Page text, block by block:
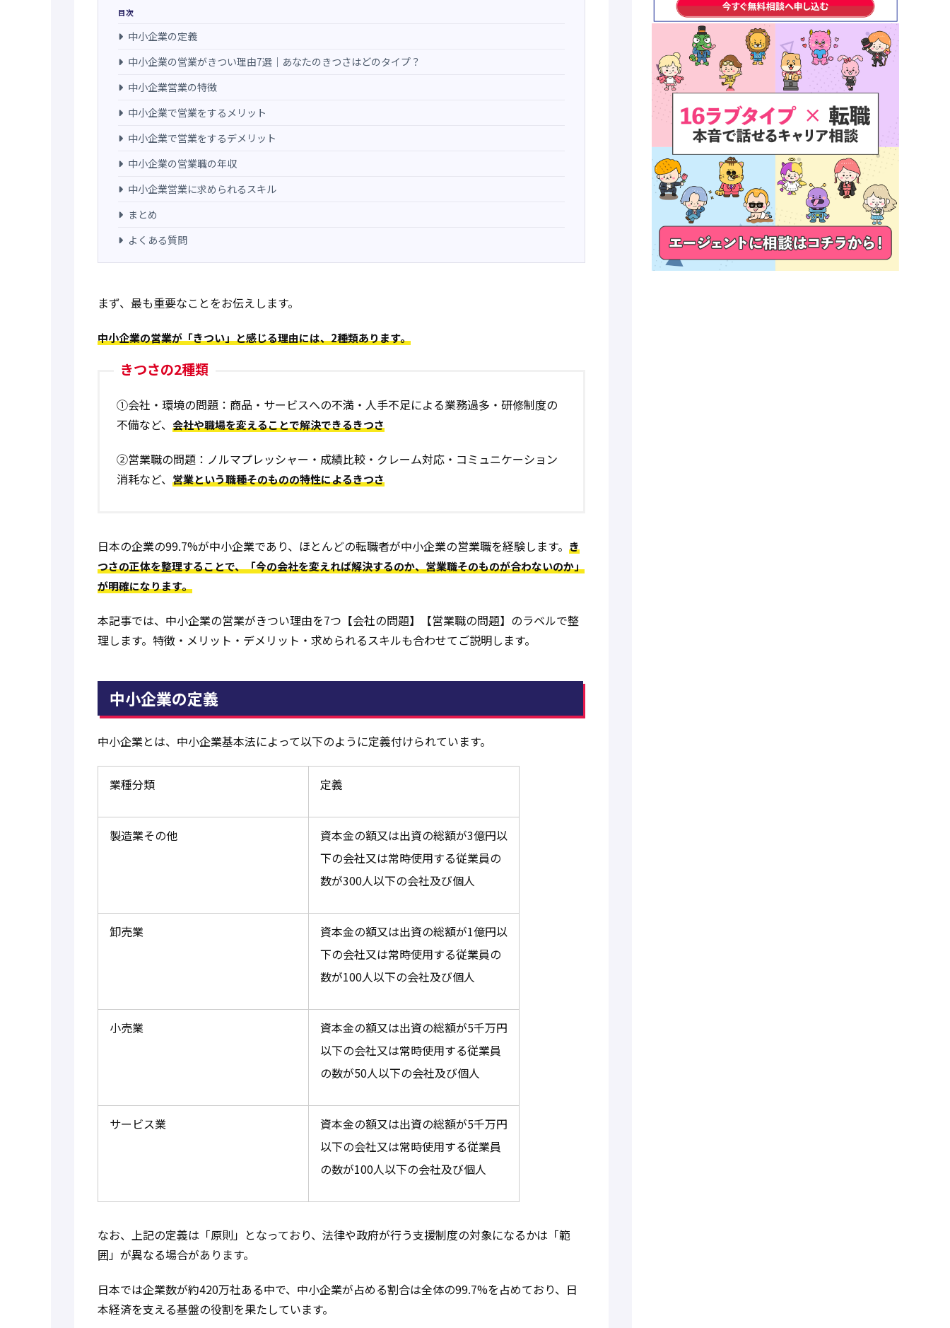
目次
中小企業の定義
中小企業の営業がきつい理由7選｜あなたのきつさはどのタイプ？
中小企業営業の特徴
中小企業で営業をするメリット
中小企業で営業をするデメリット
中小企業の営業職の年収
中小企業営業に求められるスキル
まとめ
よくある質問
まず、最も重要なことをお伝えします。
中小企業の営業が「きつい」と感じる理由には、2種類あります。
きつさの2種類
①会社・環境の問題：商品・サービスへの不満・人手不足による業務過多・研修制度の
不備など、 会社や職場を変えることで解決できるきつさ
②営業職の問題：ノルマプレッシャー・成績比較・クレーム対応・コミュニケーション
消耗など、 営業という職種そのものの特性によるきつさ
日本の企業の99.7%が中小企業であり、ほとんどの転職者が中小企業の営業職を経験します。 き
つさの正体を整理することで、「今の会社を変えれば解決するのか、営業職そのものが合わないのか」
が明確になります。
本記事では、中小企業の営業がきつい理由を7つ【会社の問題】【営業職の問題】のラベルで整
理します。特徴・メリット・デメリット・求められるスキルも合わせてご説明します。
中小企業の定義
中小企業とは、中小企業基本法によって以下のように定義付けられています。
業種分類 定義
製造業その他
資本金の額又は出資の総額が3億円以
下の会社又は常時使用する従業員の
数が300人以下の会社及び個人
卸売業
資本金の額又は出資の総額が1億円以
下の会社又は常時使用する従業員の
数が100人以下の会社及び個人
小売業
資本金の額又は出資の総額が5千万円
以下の会社又は常時使用する従業員
の数が50人以下の会社及び個人
サービス業
資本金の額又は出資の総額が5千万円
以下の会社又は常時使用する従業員
の数が100人以下の会社及び個人
なお、上記の定義は「原則」となっており、法律や政府が行う支援制度の対象になるかは「範
囲」が異なる場合があります。
日本では企業数が約420万社ある中で、中小企業が占める割合は全体の99.7%を占めており、日
本経済を支える基盤の役割を果たしています。